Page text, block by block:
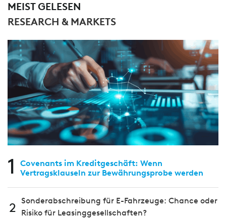
MEIST GELESEN
RESEARCH & MARKETS
1
Covenants im Kreditgeschäft: Wenn
Vertragsklauseln zur Bewährungsprobe werden
2 Sonderabschreibung für E-Fahrzeuge: Chance oder
Risiko für Leasinggesellschaften?